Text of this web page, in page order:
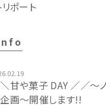
ポート
甘や菓子 DAY ／／〜
画〜開催します!!